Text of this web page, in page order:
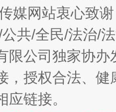
生
媒网站衷心致
共/全民/法治/
限公司独家协
，授权合法、
链接。